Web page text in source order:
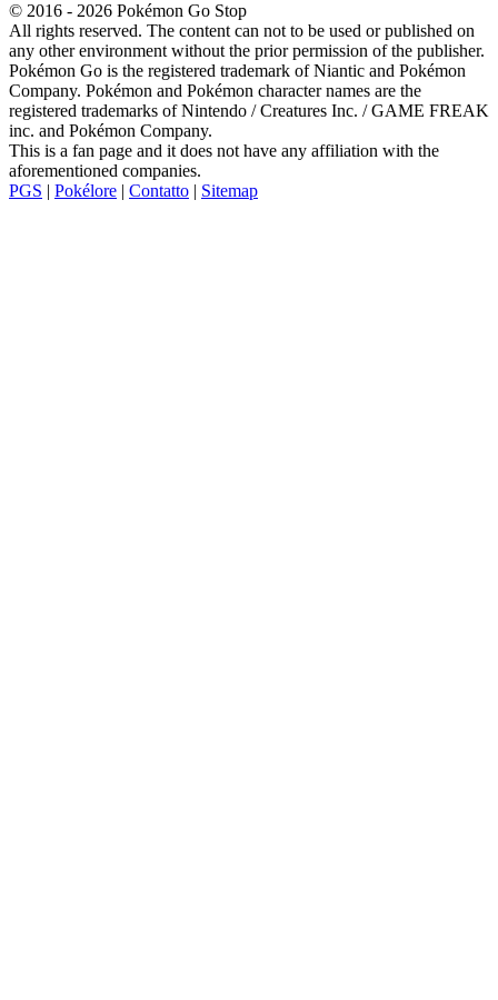
© 2016 - 2026 Pokémon Go Stop
All rights reserved. The content can not to be used or published on
any other environment without the prior permission of the publisher.
Pokémon Go is the registered trademark of Niantic and Pokémon
Company. Pokémon and Pokémon character names are the
registered trademarks of Nintendo / Creatures Inc. / GAME FREAK
inc. and Pokémon Company.
This is a fan page and it does not have any affiliation with the
aforementioned companies.
PGS | Pokélore | Contatto | Sitemap